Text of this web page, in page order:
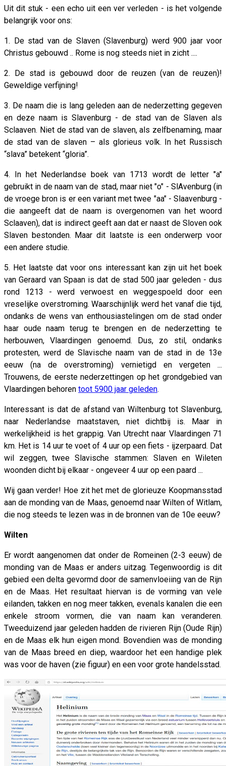
Uit dit stuk - een echo uit een ver verleden - is het volgende
belangrijk voor ons:
1. De stad van de Slaven (Slavenburg) werd 900 jaar voor
Christus gebouwd .. Rome is nog steeds niet in zicht ....
2. De stad is gebouwd door de reuzen (van de reuzen)!
Geweldige verfijning!
3. De naam die is lang geleden aan de nederzetting gegeven
en deze naam is Slavenburg - de stad van de Slaven als
Sclaaven. Niet de stad van de slaven, als zelfbenaming, maar
de stad van de slaven – als glorieus volk. In het Russisch
“slava” betekent “gloria”.
4. In het Nederlandse boek van 1713 wordt de letter "a"
gebruikt in de naam van de stad, maar niet "o" - SlAvenburg (in
de vroege bron is er een variant met twee "aa" - Slaavenburg -
die aangeeft dat de naam is overgenomen van het woord
Sclaaven), dat is indirect geeft aan dat er naast de Sloven ook
Slaven bestonden. Maar dit laatste is een onderwerp voor
een andere studie.
5. Het laatste dat voor ons interessant kan zijn uit het boek
van Geraard van Spaan is dat de stad 500 jaar geleden - dus
rond 1213 - werd verwoest en weggespoeld door een
vreselijke overstroming. Waarschijnlijk werd het vanaf die tijd,
ondanks de wens van enthousiastelingen om de stad onder
haar oude naam terug te brengen en de nederzetting te
herbouwen, Vlaardingen genoemd. Dus, zo stil, ondanks
protesten, werd de Slavische naam van de stad in de 13e
eeuw (na de overstroming) vernietigd en vergeten ...
Trouwens, de eerste nederzettingen op het grondgebied van
Vlaardingen behoren toot 5900 jaar geleden.
Interessant is dat de afstand van Wiltenburg tot Slavenburg,
naar Nederlandse maatstaven, niet dichtbij is. Maar in
werkelijkheid is het grappig. Van Utrecht naar Vlaardingen 71
km. Het is 14 uur te voet of 4 uur op een fiets - ijzerpaard. Dat
wil zeggen, twee Slavische stammen: Slaven en Wileten
woonden dicht bij elkaar - ongeveer 4 uur op een paard ...
Wij gaan verder! Hoe zit het met de glorieuze Koopmansstad
aan de monding van de Maas, genoemd naar Wilten of Witlam,
die nog steeds te lezen was in de bronnen van de 10e eeuw?
Wilten
Er wordt aangenomen dat onder de Romeinen (2-3 eeuw) de
monding van de Maas er anders uitzag. Tegenwoordig is dit
gebied een delta gevormd door de samenvloeiing van de Rijn
en de Maas. Het resultaat hiervan is de vorming van vele
eilanden, takken en nog meer takken, evenals kanalen die een
enkele stroom vormen, die van naam kan veranderen.
Tweeduizend jaar geleden hadden de rivieren Rijn (Oude Rijn)
en de Maas elk hun eigen mond. Bovendien was de monding
van de Maas breed en diep, waardoor het een handige plek
was voor de haven (zie figuur) en een voor grote handelsstad.